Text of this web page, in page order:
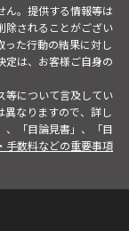
ん。提供する情報等は
除されることがござい
った行動の結果に対し
定は、お客様ご自身の
等について言及してい
異なりますので、詳し
、「目論見書」、「目
手数料などの重要事項